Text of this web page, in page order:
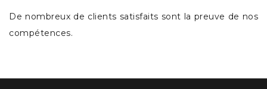
De nombreux de clients satisfaits sont la preuve de nos
compétences.